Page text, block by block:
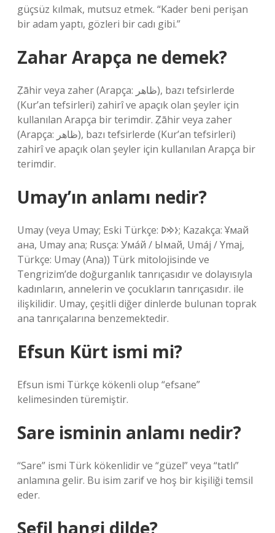
güçsüz kılmak, mutsuz etmek. “Kader beni perişan
bir adam yaptı, gözleri bir cadı gibi.”
Zahar Arapça ne demek?
Ẓāhir veya zaher (Arapça: ظاهر‎), bazı tefsirlerde
(Kur’an tefsirleri) zahirî ve apaçık olan şeyler için
kullanılan Arapça bir terimdir. Ẓāhir veya zaher
(Arapça: ظاهر‎), bazı tefsirlerde (Kur’an tefsirleri)
zahirî ve apaçık olan şeyler için kullanılan Arapça bir
terimdir.
Umay’ın anlamı nedir?
Umay (veya Umay; Eski Türkçe: 𐰆𐰢𐰖; Kazakça: Ұмай
aна, Umay ana; Rusça: Ума́й / Ымай, Umáj / Ymaj,
Türkçe: Umay (Ana)) Türk mitolojisinde ve
Tengrizim’de doğurganlık tanrıçasıdır ve dolayısıyla
kadınların, annelerin ve çocukların tanrıçasıdır. ile
ilişkilidir. Umay, çeşitli diğer dinlerde bulunan toprak
ana tanrıçalarına benzemektedir.
Efsun Kürt ismi mi?
Efsun ismi Türkçe kökenli olup “efsane”
kelimesinden türemiştir.
Sare isminin anlamı nedir?
“Sare” ismi Türk kökenlidir ve “güzel” veya “tatlı”
anlamına gelir. Bu isim zarif ve hoş bir kişiliği temsil
eder.
Sefil hangi dilde?